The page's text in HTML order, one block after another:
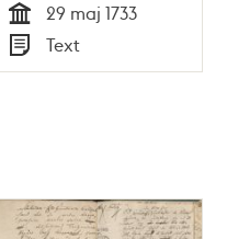
Tid
29 maj 1733
Typ
Text